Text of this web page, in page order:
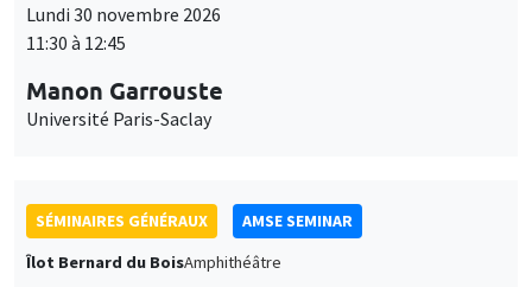
Lundi 30 novembre 2026
11:30 à 12:45
Manon Garrouste
Université Paris-Saclay
SÉMINAIRES GÉNÉRAUX
AMSE SEMINAR
Îlot Bernard du BoisAmphithéâtre